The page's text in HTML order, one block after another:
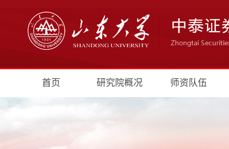
首页 研究院概况 师资队伍